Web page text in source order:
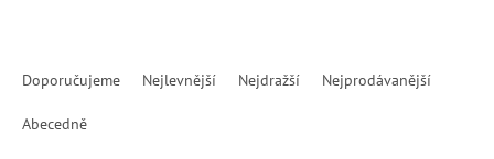
Doporučujeme Nejlevnější Nejdražší Nejprodávanější
Abecedně